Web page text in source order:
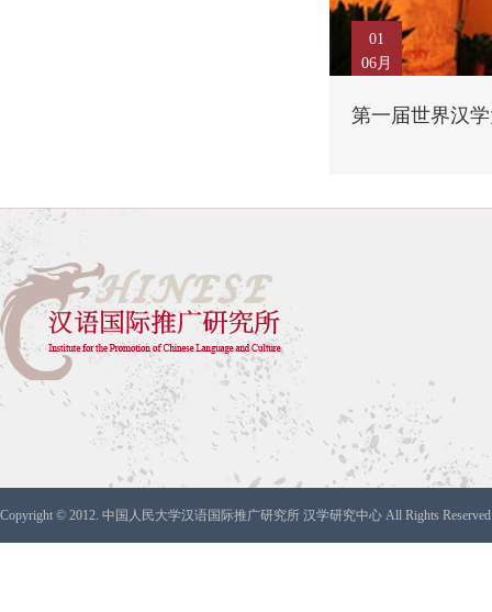
01
06月
第一届世界汉
Copyright © 2012. 中国人民大学汉语国际推广研究所 汉学研究中心 All Rights